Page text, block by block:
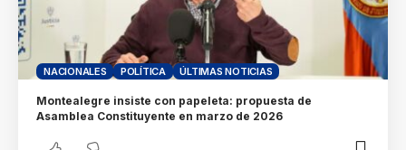
NACIONALES POLÍTICA ÚLTIMAS NOTICIAS
Montealegre insiste con papeleta: propuesta de
Asamblea Constituyente en marzo de 2026